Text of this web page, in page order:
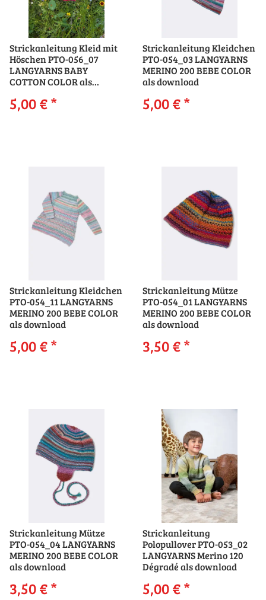
Strickanleitung Kleid mit
Höschen PTO-056_07
LANGYARNS BABY
COTTON COLOR als
5,00 €*
Strickanleitung Kleidchen
PTO-054_03 LANGYARNS
MERINO 200 BEBE COLOR
als download
5,00 €*
Strickanleitung Kleidchen
PTO-054_11 LANGYARNS
MERINO 200 BEBE COLOR
als download
5,00 €*
Strickanleitung Mütze
PTO-054_01 LANGYARNS
MERINO 200 BEBE COLOR
als download
3,50 €*
Strickanleitung Mütze
PTO-054_04 LANGYARNS
MERINO 200 BEBE COLOR
als download
3,50 €*
Strickanleitung
Polopullover PTO-053_02
LANGYARNS Merino 120
Dégradé als download
5,00 €*